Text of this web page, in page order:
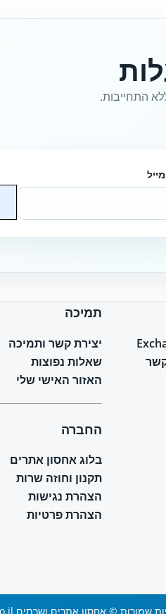
התחייבות.
תמיכה
יצירת קשר ותמיכה
שאלות נפוצות
האזור האישי שלי
החברה
בלוג אחסון אתרים
תקנון וחוזה שרות
הצהרת נגישות
הצהרת פרטיות